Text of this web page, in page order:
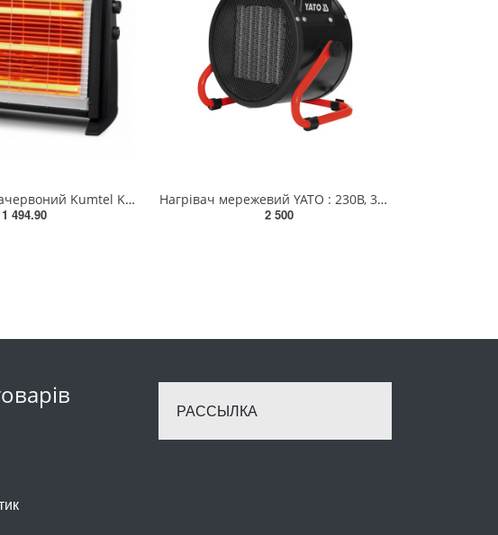
Обігрівач інфрачервоний Kumtel KS-2830 1,8 кВт(KS-2830)
1 494.90
Нагрівач мережевий YATO : 230В, 3кВт обігрів S≤ 30 м² реж- 30/2000/3000 Вт YT-99705
2 500
РАССЫЛКА